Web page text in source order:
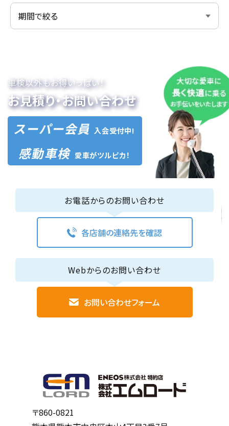
車検以外もお得いっぱい！
お見積り・お問い合わせ
スーパー会員 入会受付中!
感動車検 愛車がツルピカ！
お電話からのお問い合わせ
各店舗の連絡先を確認
Webからのお問い合わせ
お問い合わせフォーム
〒860-0821